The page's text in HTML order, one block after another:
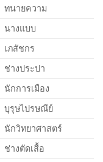
ทนายความ
นางแบบ
เภสัชกร
ช่างประปา
นักการเมือง
บุรุษไปรษณีย์
นักวิทยาศาสตร์
ช่างตัดเสื้อ